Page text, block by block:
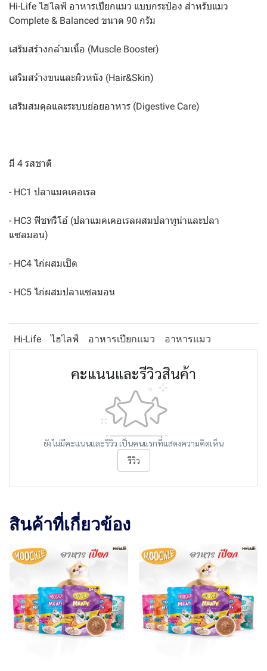
Hi-Life ไฮไลฟ์ อาหารเปียกแมว แบบกระป๋อง สำหรับแมว
Complete & Balanced ขนาด 90 กรัม
เสริมสร้างกล้ามเนื้อ (Muscle Booster)
เสริมสร้างขนและผิวหนัง (Hair&Skin)
เสริมสมดุลและระบบย่อยอาหาร (Digestive Care)
มี 4 รสชาติ
- HC1 ปลาแมคเคอเรล
- HC3 ฟิชทรีโอ้ (ปลาแมคเคอเรลผสมปลาทูน่าและปลา
แซลมอน)
- HC4 ไก่ผสมเป็ด
- HC5 ไก่ผสมปลาแซลมอน
Hi-Life ไฮไลฟ์ อาหารเปียกแมว อาหารแมว
คะแนนและรีวิวสินค้า
ยังไม่มีคะแนนและรีวิว เป็นคนแรกที่แสดงความคิดเห็น
รีวิว
สินค้าที่เกี่ยวข้อง